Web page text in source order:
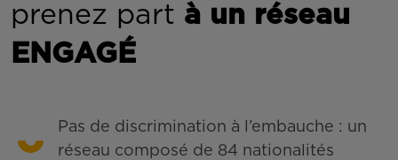
prenez part à un réseau
ENGAGÉ
Pas de discrimination à l’embauche : un
réseau composé de 84 nationalités